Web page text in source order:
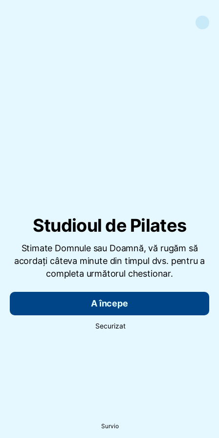
Studioul de Pilates
Stimate Domnule sau Doamnă, vă rugăm să
acordați câteva minute din timpul dvs. pentru a
completa următorul chestionar.
A începe
Securizat
Survio